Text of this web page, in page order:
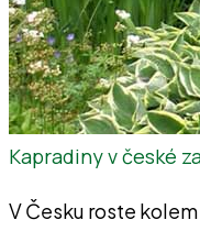
Kapradiny v české
V Česku roste